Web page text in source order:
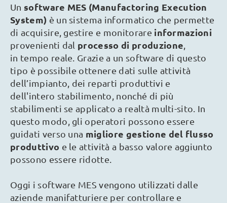
Un software MES (Manufactoring Execution
System) è un sistema informatico che permette
di acquisire, gestire e monitorare informazioni
provenienti dal processo di produzione
in tempo reale. Grazie a un software di questo
tipo è possibile ottenere dati sulle attività
dell’impianto, dei reparti produttivi e
dell'intero stabilimento, nonché di più
stabilimenti se applicato a realtà multi-sito. In
questo modo, gli operatori possono essere
guidati verso una migliore gestione del flusso
produttivo e le attività a basso valore aggiunto
possono essere ridotte.
Oggi i software MES vengono utilizzati dalle
aziende manifatturiere per controllare e